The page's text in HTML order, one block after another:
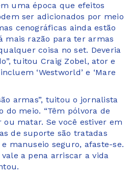
uma época que efeitos
ser adicionados por meio
cenográficas ainda estão
mais razão para ter armas
coisa no set. Deveria
tuitou Craig Zobel, ator e
‘Westworld’ e ‘Mare
armas”, tuitou o jornalista
do meio. “Têm pólvora de
matar. Se você estiver em
de suporte são tratadas
manuseio seguro, afaste-se.
a pena arriscar a vida